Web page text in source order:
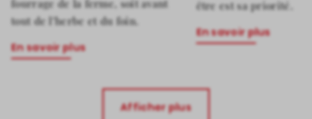
fourrage de la ferme, soit avant
tout de l’herbe et du foin.
En savoir plus
être est sa priorité.
En savoir plus
Afficher plus